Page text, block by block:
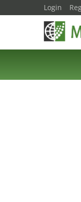
Login